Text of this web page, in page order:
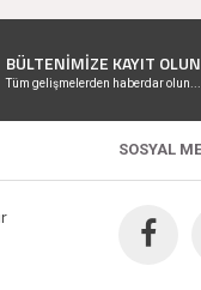
BÜLTENİMİZE KAYIT
Tüm gelişmelerden haberdar olun...
SOSYAL